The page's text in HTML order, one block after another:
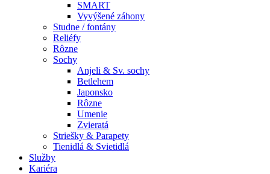
SMART
Vyvýšené záhony
Studne / fontány
Reliéfy
Rôzne
Sochy
Anjeli & Sv. sochy
Betlehem
Japonsko
Rôzne
Umenie
Zvieratá
Striešky & Parapety
Tienidlá & Svietidlá
Služby
Kariéra